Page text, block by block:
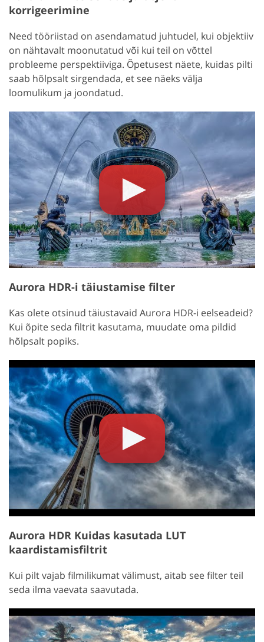
korrigeerimine
Need tööriistad on asendamatud juhtudel, kui objektiiv
on nähtavalt moonutatud või kui teil on võttel
probleeme perspektiiviga. Õpetusest näete, kuidas pilti
saab hõlpsalt sirgendada, et see näeks välja
loomulikum ja joondatud.
Aurora HDR-i täiustamise filter
Kas olete otsinud täiustavaid Aurora HDR-i eelseadeid?
Kui õpite seda filtrit kasutama, muudate oma pildid
hõlpsalt popiks.
Aurora HDR Kuidas kasutada LUT
kaardistamisfiltrit
Kui pilt vajab filmilikumat välimust, aitab see filter teil
seda ilma vaevata saavutada.